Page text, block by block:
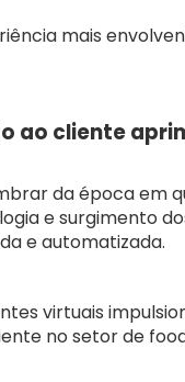
mais
ao cliente
da época em
e surgimento
e automatizada.
virtuais
no setor de